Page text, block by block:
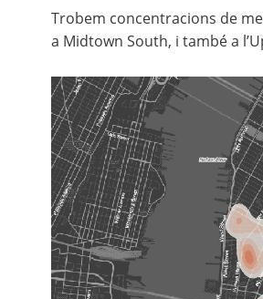
Trobem concentracions de
a Midtown South, i també a